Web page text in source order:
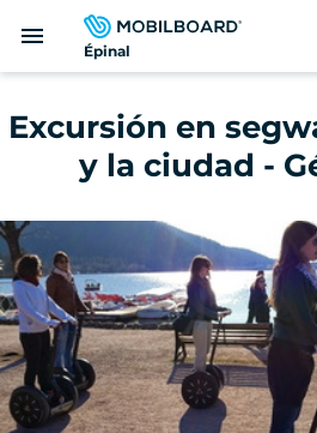
Épinal
menu
Excursión en
y la ciudad -